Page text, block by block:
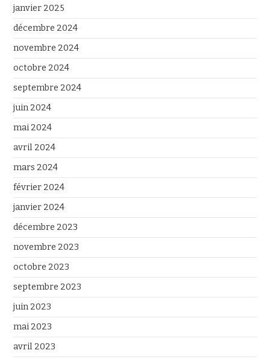
janvier 2025
décembre 2024
novembre 2024
octobre 2024
septembre 2024
juin 2024
mai 2024
avril 2024
mars 2024
février 2024
janvier 2024
décembre 2023
novembre 2023
octobre 2023
septembre 2023
juin 2023
mai 2023
avril 2023